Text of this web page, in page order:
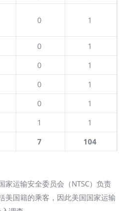
0 1
0
1
0
1
0
1
0
1
1
1
7 104
家运输安全委员会（NTSC）负责
美国籍的乘客，因此美国国家运输